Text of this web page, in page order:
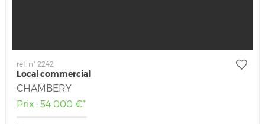
ref. n° 2242
Local commercial
CHAMBERY
Prix : 54 000 €*